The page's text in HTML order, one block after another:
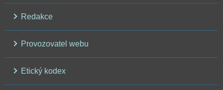
Redakce
Provozovatel webu
Etický kodex